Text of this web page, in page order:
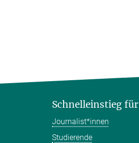
Schnelleinstieg für
Journalist*innen
Studierende